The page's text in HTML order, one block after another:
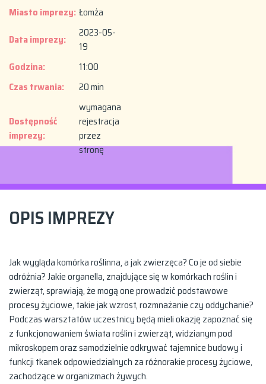
Miasto imprezy: Łomża
Data imprezy:
2023-05-
19
Godzina:
11:00
Czas trwania:
20 min
Dostępność
imprezy:
wymagana
rejestracja
przez
stronę
OPIS IMPREZY
Jak wygląda komórka roślinna, a jak zwierzęca? Co je od siebie
odróżnia? Jakie organella, znajdujące się w komórkach roślin i
zwierząt, sprawiają, że mogą one prowadzić podstawowe
procesy życiowe, takie jak wzrost, rozmnażanie czy oddychanie?
Podczas warsztatów uczestnicy będą mieli okazję zapoznać się
z funkcjonowaniem świata roślin i zwierząt, widzianym pod
mikroskopem oraz samodzielnie odkrywać tajemnice budowy i
funkcji tkanek odpowiedzialnych za różnorakie procesy życiowe,
zachodzące w organizmach żywych.